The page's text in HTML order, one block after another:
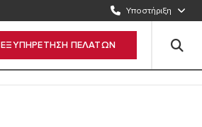
Υποστήριξη
ΕΞΥΠΗΡΕΤΗΣΗ ΠΕΛΑΤΩΝ